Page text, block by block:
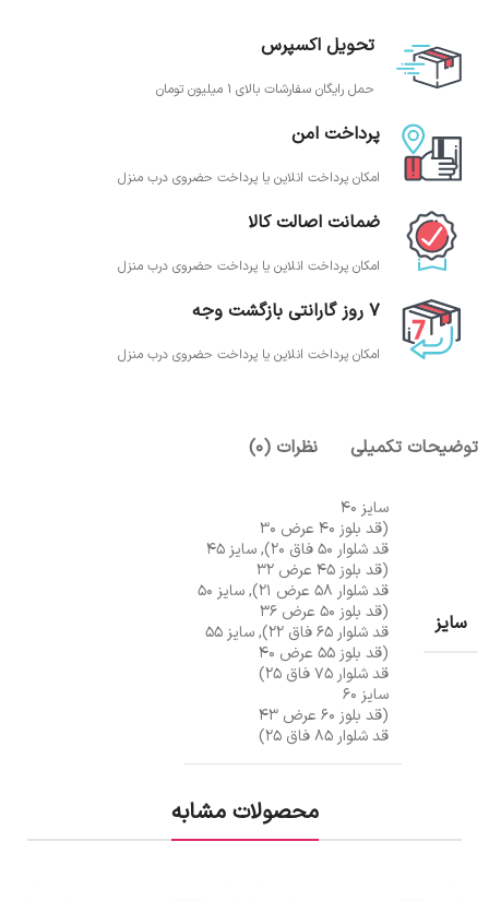
تحویل اکسپرس
حمل رایگان سفارشات بالای 1 میلیون تومان
پرداخت امن
امکان پرداخت انلاین یا پرداخت حضروی درب منزل
ضمانت اصالت کالا
امکان پرداخت انلاین یا پرداخت حضروی درب منزل
7 روز گارانتی بازگشت وجه
امکان پرداخت انلاین یا پرداخت حضروی درب منزل
توضیحات تکمیلی نظرات (0)
سایز
سایز 40
(قد بلوز ۴۰ عرض ۳۰
قد شلوار ۵۰ فاق ۲۰), سایز ۴۵
(قد بلوز ۴۵ عرض ۳۲
قد شلوار ۵۸ عرض 21), سایز ۵۰
(قد بلوز ۵۰ عرض ۳۶
قد شلوار ۶۵ فاق ۲۲), سایز ۵۵
(قد بلوز ۵۵ عرض ۴۰
قد شلوار ۷۵ فاق ۲۵)
سایز ۶۰
(قد بلوز ۶۰ عرض ۴۳
قد شلوار ۸۵ فاق ۲۵)
محصولات مشابه